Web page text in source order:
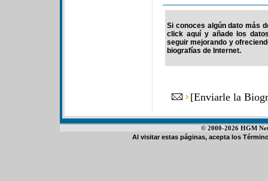
Si conoces algún dato más
click aquí y añade los
seguir mejorando y
biografías de Internet.
[Enviarle la
© 2000-2026 HGM
Al visitar estas páginas, acepta los